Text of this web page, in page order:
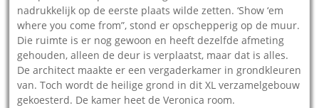
nadrukkelijk op de eerste plaats wilde zetten. ‘Show ‘em
where you come from”, stond er opschepperig op de muur.
Die ruimte is er nog gewoon en heeft dezelfde afmeting
gehouden, alleen de deur is verplaatst, maar dat is alles.
De architect maakte er een vergaderkamer in grondkleuren
van. Toch wordt de heilige grond in dit XL verzamelgebouw
gekoesterd. De kamer heet de Veronica room.